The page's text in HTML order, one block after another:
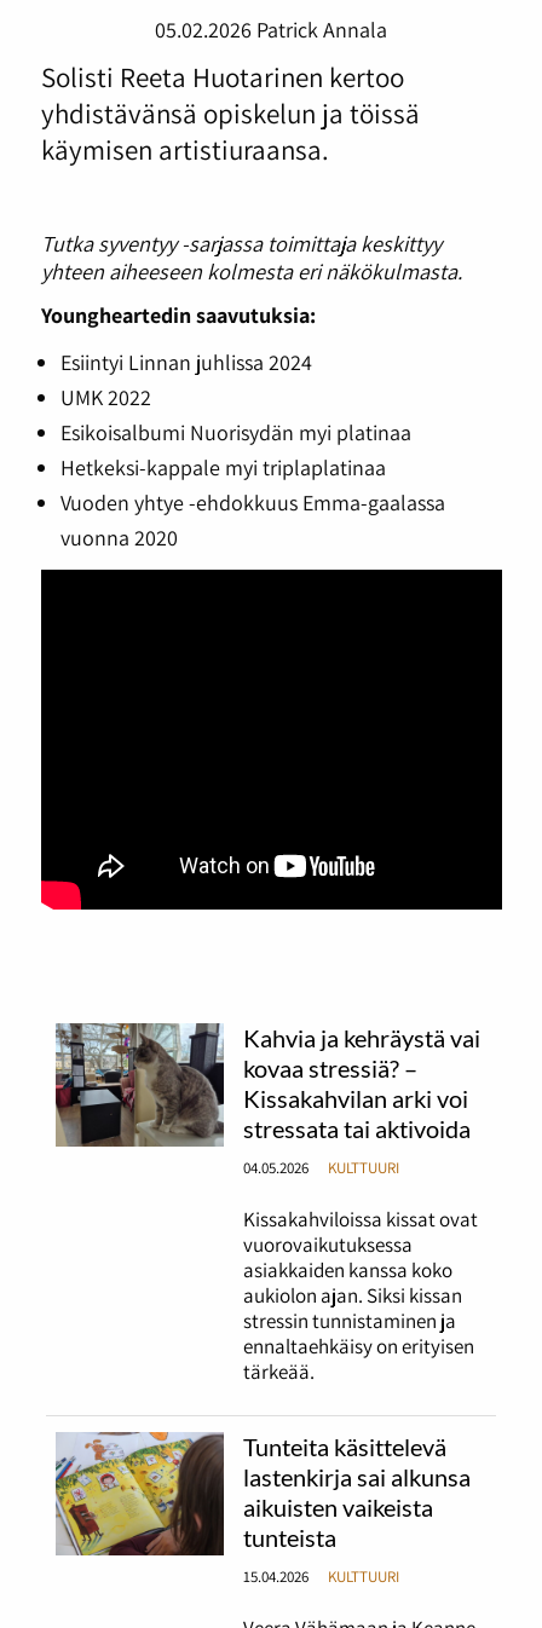
05.02.2026 Patrick Annala
Solisti Reeta Huotarinen kertoo
yhdistävänsä opiskelun ja töissä
käymisen artistiuraansa.
Tutka syventyy -sarjassa toimittaja keskittyy
yhteen aiheeseen kolmesta eri näkökulmasta.
Youngheartedin saavutuksia:
Esiintyi Linnan juhlissa 2024
UMK 2022
Esikoisalbumi Nuorisydän myi platinaa
Hetkeksi-kappale myi triplaplatinaa
Vuoden yhtye -ehdokkuus Emma-gaalassa
vuonna 2020
Kahvia ja kehräystä vai
kovaa stressiä? –
Kissakahvilan arki voi
stressata tai aktivoida
04.05.2026 KULTTUURI
Kissakahviloissa kissat ovat
vuorovaikutuksessa
asiakkaiden kanssa koko
aukiolon ajan. Siksi kissan
stressin tunnistaminen ja
ennaltaehkäisy on erityisen
tärkeää.
Tunteita käsittelevä
lastenkirja sai alkunsa
aikuisten vaikeista
tunteista
15.04.2026 KULTTUURI